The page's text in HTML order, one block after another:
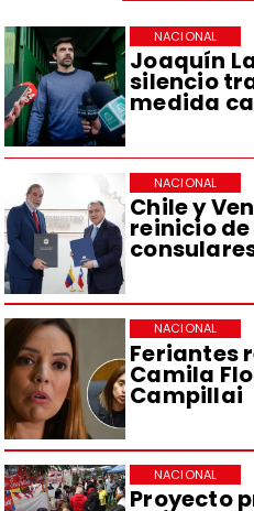
Joaquín
silencio
medida
NACIONAL
Chile y
reinicio
NACIONAL
Feriantes
Camila
Campillai
NACIONAL
Proyecto
NACIONAL